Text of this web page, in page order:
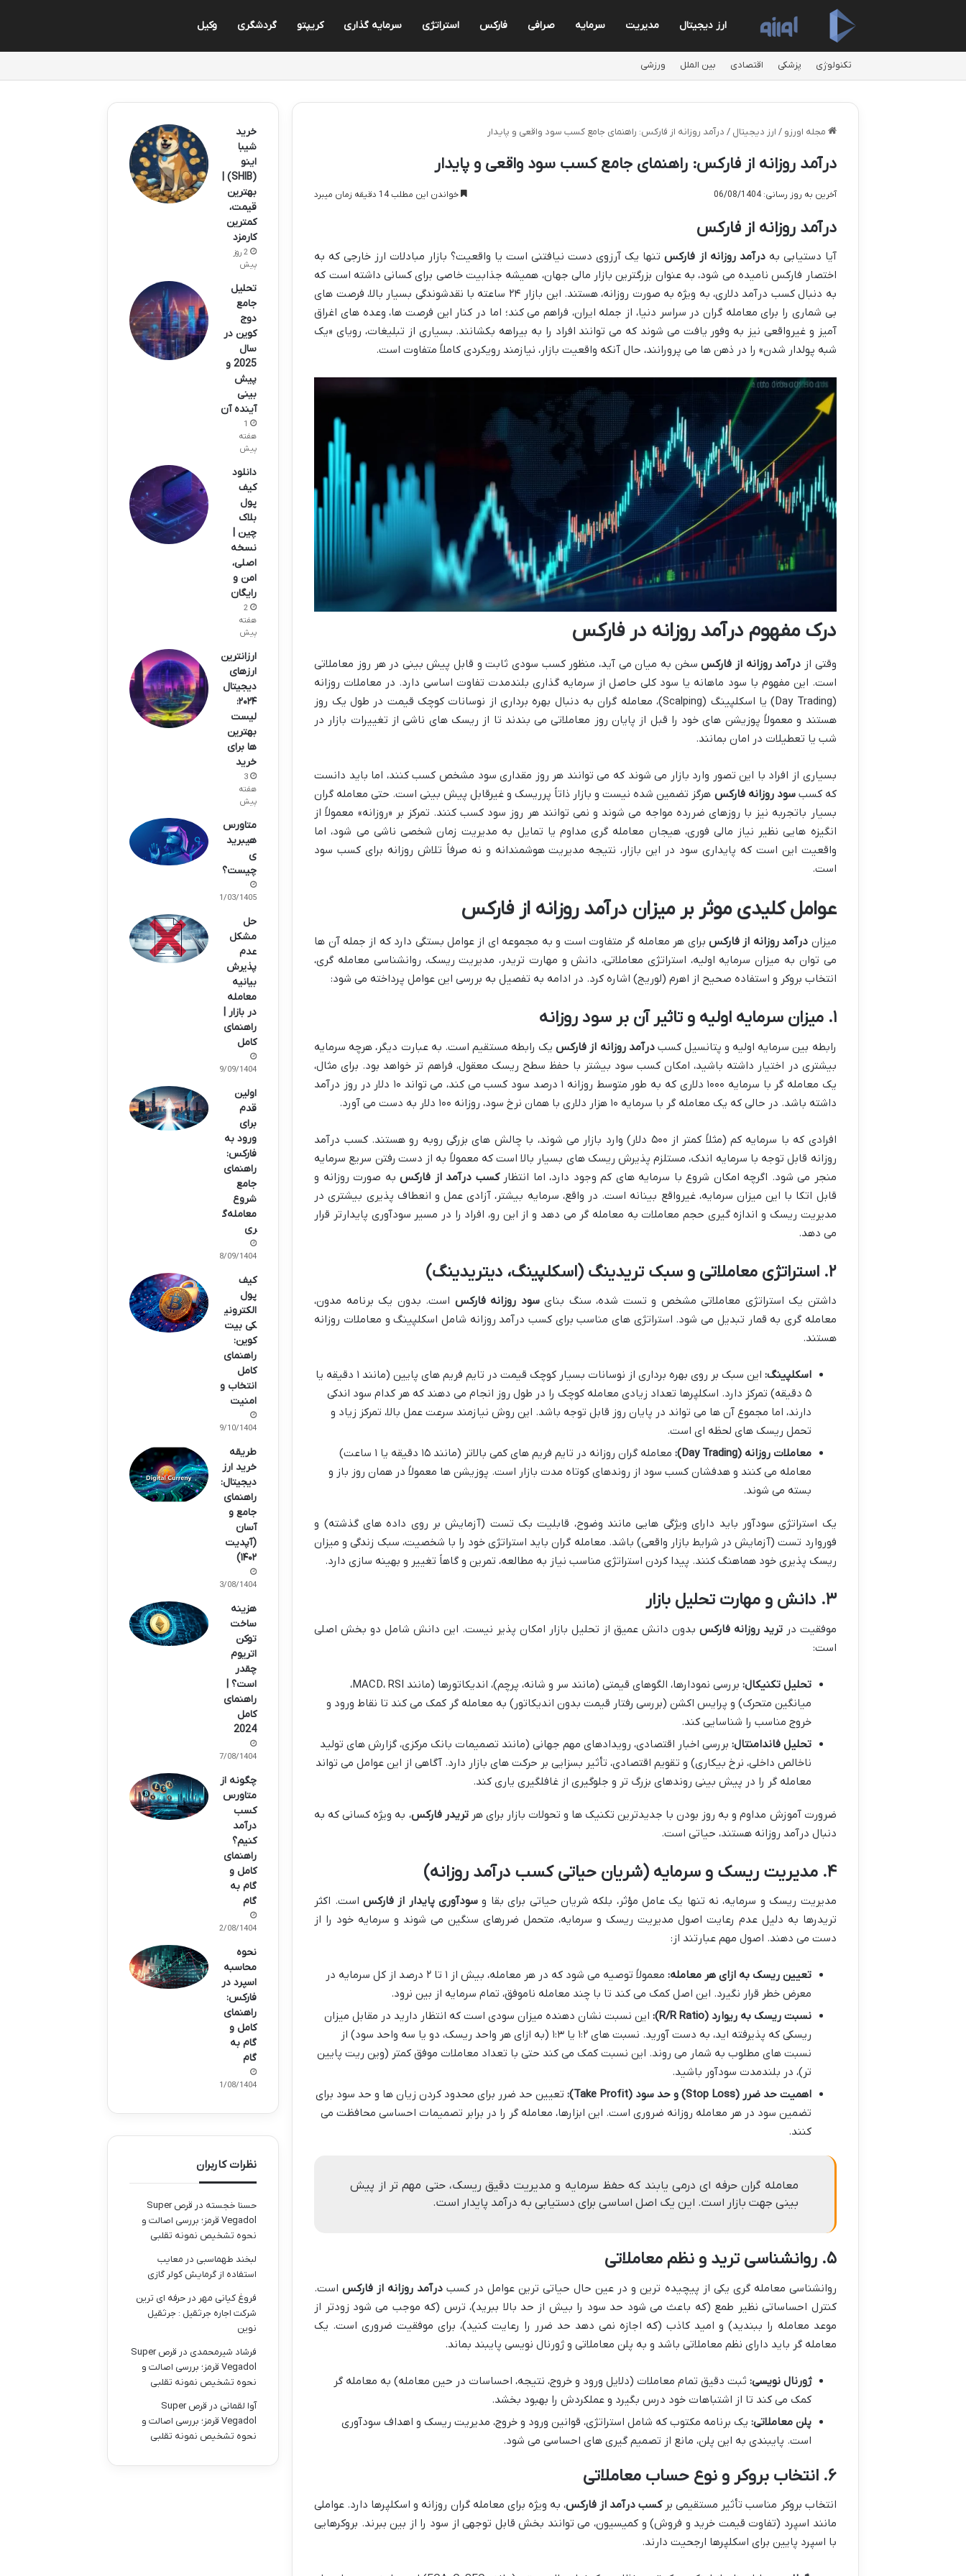
ارز دیجیتال مدیریت سرمایه صرافی فارکس استراتژی سرمایه گذاری کریپتو گردشگری وکیل
تکنولوژی پزشکی اقتصادی بین الملل ورزشی
مجله اورزو / ارز دیجیتال / درآمد روزانه از فارکس: راهنمای جامع کسب سود واقعی و پایدار
درآمد روزانه از فارکس: راهنمای جامع کسب سود واقعی و پایدار
آخرین به روز رسانی: 06/08/1404 خواندن این مطلب 14 دقیقه زمان میبرد
درآمد روزانه از فارکس
آیا دستیابی بهدرآمد روزانه از فارکستنها یک آرزوی دست نیافتنی است یا واقعیت؟ بازار مبادلات ارز خارجی که به
اختصار فارکس نامیده می شود، به عنوان بزرگترین بازار مالی جهان، همیشه جذابیت خاصی برای کسانی داشته است که
به دنبال کسب درآمد دلاری، به ویژه به صورت روزانه، هستند. این بازار ۲۴ ساعته با نقدشوندگی بسیار بالا، فرصت های
بی شماری را برای معامله گران در سراسر دنیا، از جمله ایران، فراهم می کند؛ اما در کنار این فرصت ها، وعده های اغراق
آمیز و غیرواقعی نیز به وفور یافت می شوند که می توانند افراد را به بیراهه بکشانند. بسیاری از تبلیغات، رویای «یک
شبه پولدار شدن» را در ذهن ها می پرورانند، حال آنکه واقعیت بازار، نیازمند رویکردی کاملاً متفاوت است.
درک مفهوم درآمد روزانه در فارکس
وقتی از درآمد روزانه از فارکسسخن به میان می آید، منظور کسب سودی ثابت و قابل پیش بینی در هر روز معاملاتی
است. این مفهوم با سود ماهانه یا سود کلی حاصل از سرمایه گذاری بلندمدت تفاوت اساسی دارد. در معاملات روزانه
(Day Trading) یا اسکلپینگ (Scalping)، معامله گران به دنبال بهره برداری از نوسانات کوچک قیمت در طول یک روز
هستند و معمولاً پوزیشن های خود را قبل از پایان روز معاملاتی می بندند تا از ریسک های ناشی از تغییرات بازار در
شب یا تعطیلات در امان بمانند.
بسیاری از افراد با این تصور وارد بازار می شوند که می توانند هر روز مقداری سود مشخص کسب کنند، اما باید دانست
که کسبسود روزانه فارکس هرگز تضمین شده نیست و بازار ذاتاً پرریسک و غیرقابل پیش بینی است. حتی معامله گران
بسیار باتجربه نیز با روزهای ضررده مواجه می شوند و نمی توانند هر روز سود کسب کنند. تمرکز بر «روزانه» معمولاً از
انگیزه هایی نظیر نیاز مالی فوری، هیجان معامله گری مداوم یا تمایل به مدیریت زمان شخصی ناشی می شود، اما
واقعیت این است که پایداری سود در این بازار، نتیجه مدیریت هوشمندانه و نه صرفاً تلاش روزانه برای کسب سود
است.
عوامل کلیدی موثر بر میزان درآمد روزانه از فارکس
میزان درآمد روزانه از فارکس برای هر معامله گر متفاوت است و به مجموعه ای از عوامل بستگی دارد که از جمله آن ها
می توان به میزان سرمایه اولیه، استراتژی معاملاتی، دانش و مهارت تریدر، مدیریت ریسک، روانشناسی معامله گری،
انتخاب بروکر و استفاده صحیح از اهرم (لوریج) اشاره کرد. در ادامه به تفصیل به بررسی این عوامل پرداخته می شود:
۱. میزان سرمایه اولیه و تاثیر آن بر سود روزانه
رابطه بین سرمایه اولیه و پتانسیل کسبدرآمد روزانه از فارکسیک رابطه مستقیم است. به عبارت دیگر، هرچه سرمایه
بیشتری در اختیار داشته باشید، امکان کسب سود بیشتر با حفظ سطح ریسک معقول، فراهم تر خواهد بود. برای مثال،
یک معامله گر با سرمایه ۱۰۰۰ دلاری که به طور متوسط روزانه ۱ درصد سود کسب می کند، می تواند ۱۰ دلار در روز درآمد
داشته باشد. در حالی که یک معامله گر با سرمایه ۱۰ هزار دلاری با همان نرخ سود، روزانه ۱۰۰ دلار به دست می آورد.
افرادی که با سرمایه کم (مثلاً کمتر از ۵۰۰ دلار) وارد بازار می شوند، با چالش های بزرگی روبه رو هستند. کسب درآمد
روزانه قابل توجه با سرمایه اندک، مستلزم پذیرش ریسک های بسیار بالا است که معمولاً به از دست رفتن سریع سرمایه
منجر می شود. اگرچه امکان شروع با سرمایه های کم وجود دارد، اما انتظارکسب درآمد از فارکسبه صورت روزانه و
قابل اتکا با این میزان سرمایه، غیرواقع بینانه است. در واقع، سرمایه بیشتر، آزادی عمل و انعطاف پذیری بیشتری در
مدیریت ریسک و اندازه گیری حجم معاملات به معامله گر می دهد و از این رو، افراد را در مسیر سودآوری پایدارتر قرار
می دهد.
۲. استراتژی معاملاتی و سبک تریدینگ (اسکلپینگ، دیتریدینگ)
داشتن یک استراتژی معاملاتی مشخص و تست شده، سنگ بنایسود روزانه فارکس است. بدون یک برنامه مدون،
معامله گری به قمار تبدیل می شود. استراتژی های مناسب برای کسب درآمد روزانه شامل اسکلپینگ و معاملات روزانه
هستند.
اسکلپینگ:
این سبک بر روی بهره برداری از نوسانات بسیار کوچک قیمت در تایم فریم های پایین (مانند ۱ دقیقه یا
۵ دقیقه) تمرکز دارد. اسکلپرها تعداد زیادی معامله کوچک را در طول روز انجام می دهند که هر کدام سود اندکی
دارند، اما مجموع آن ها می تواند در پایان روز قابل توجه باشد. این روش نیازمند سرعت عمل بالا، تمرکز زیاد و
تحمل ریسک های لحظه ای است.
معاملات روزانه (Day Trading):
معامله گران روزانه در تایم فریم های کمی بالاتر (مانند ۱۵ دقیقه یا ۱ ساعت)
معامله می کنند و هدفشان کسب سود از روندهای کوتاه مدت بازار است. پوزیشن ها معمولاً در همان روز باز و
بسته می شوند.
یک استراتژی سودآور باید دارای ویژگی هایی مانند وضوح، قابلیت بک تست (آزمایش بر روی داده های گذشته) و
فوروارد تست (آزمایش در شرایط بازار واقعی) باشد. معامله گران باید استراتژی خود را با شخصیت، سبک زندگی و میزان
ریسک پذیری خود هماهنگ کنند. پیدا کردن استراتژی مناسب نیاز به مطالعه، تمرین و گاهاً تغییر و بهینه سازی دارد.
۳. دانش و مهارت تحلیل بازار
موفقیت درترید روزانه فارکس بدون دانش عمیق از تحلیل بازار امکان پذیر نیست. این دانش شامل دو بخش اصلی
است:
تحلیل تکنیکال:
بررسی نمودارها، الگوهای قیمتی (مانند سر و شانه، پرچم)، اندیکاتورها (مانند MACD، RSI،
میانگین متحرک) و پرایس اکشن (بررسی رفتار قیمت بدون اندیکاتور) به معامله گر کمک می کند تا نقاط ورود و
خروج مناسب را شناسایی کند.
تحلیل فاندامنتال: بررسی اخبار اقتصادی، رویدادهای مهم جهانی (مانند تصمیمات بانک مرکزی، گزارش های تولید
ناخالص داخلی، نرخ بیکاری) و تقویم اقتصادی، تأثیر بسزایی بر حرکت های بازار دارد. آگاهی از این عوامل می تواند
معامله گر را در پیش بینی روندهای بزرگ تر و جلوگیری از غافلگیری یاری کند.
ضرورت آموزش مداوم و به روز بودن با جدیدترین تکنیک ها و تحولات بازار برای هرتریدر فارکس، به ویژه کسانی که به
دنبال درآمد روزانه هستند، حیاتی است.
۴. مدیریت ریسک و سرمایه (شریان حیاتی کسب درآمد روزانه)
مدیریت ریسک و سرمایه، نه تنها یک عامل مؤثر، بلکه شریان حیاتی برای بقا و سودآوری پایدار از فارکس است. اکثر
تریدرها به دلیل عدم رعایت اصول مدیریت ریسک و سرمایه، متحمل ضررهای سنگین می شوند و سرمایه خود را از
دست می دهند. اصول مهم عبارتند از:
تعیین ریسک به ازای هر معامله:
معمولاً توصیه می شود که در هر معامله، بیش از ۱ تا ۲ درصد از کل سرمایه در
معرض خطر قرار نگیرد. این اصل کمک می کند تا با چند معامله ناموفق، تمام سرمایه از بین نرود.
نسبت ریسک به ریوارد (R/R Ratio):
این نسبت نشان دهنده میزان سودی است که انتظار دارید در مقابل میزان
ریسکی که پذیرفته اید، به دست آورید. نسبت های ۱:۲ یا ۱:۳ (به ازای هر واحد ریسک، دو یا سه واحد سود) از
نسبت های مطلوب به شمار می روند. این نسبت کمک می کند حتی با تعداد معاملات موفق کمتر (وین ریت پایین
تر)، در بلندمدت سودآور باشید.
اهمیت حد ضرر (Stop Loss) و حد سود (Take Profit):
تعیین حد ضرر برای محدود کردن زیان ها و حد سود برای
تضمین سود در هر معامله روزانه ضروری است. این ابزارها، معامله گر را در برابر تصمیمات احساسی محافظت می
کنند.
معامله گران حرفه ای درمی یابند که حفظ سرمایه و مدیریت دقیق ریسک، حتی مهم تر از پیش
بینی جهت بازار است. این یک اصل اساسی برای دستیابی به درآمد پایدار است.
۵. روانشناسی ترید و نظم معاملاتی
روانشناسی معامله گری یکی از پیچیده ترین و در عین حال حیاتی ترین عوامل در کسب درآمد روزانه از فارکساست.
کنترل احساساتی نظیر طمع (که باعث می شود حد سود را بیش از حد بالا ببرید)، ترس (که موجب می شود زودتر از
موعد معامله را ببندید) و امید کاذب (که اجازه نمی دهد حد ضرر را رعایت کنید)، برای موفقیت ضروری است. یک
معامله گر باید دارای نظم معاملاتی باشد و به پلن معاملاتی و ژورنال نویسی پایبند بماند.
ژورنال نویسی: ثبت دقیق تمام معاملات (دلایل ورود و خروج، نتیجه، احساسات در حین معامله) به معامله گر
کمک می کند تا از اشتباهات خود درس بگیرد و عملکردش را بهبود بخشد.
پلن معاملاتی: یک برنامه مکتوب که شامل استراتژی، قوانین ورود و خروج، مدیریت ریسک و اهداف سودآوری
است. پایبندی به این پلن، مانع از تصمیم گیری های احساسی می شود.
۶. انتخاب بروکر و نوع حساب معاملاتی
انتخاب بروکر مناسب تأثیر مستقیمی برکسب درآمد از فارکس، به ویژه برای معامله گران روزانه و اسکلپرها دارد. عواملی
مانند اسپرد (تفاوت قیمت خرید و فروش) و کمیسیون، می توانند بخش قابل توجهی از سود را از بین ببرند. بروکرهایی
با اسپرد پایین برای اسکلپرها ارجحیت دارند.
خرید
شیبا
اینو
(SHIB) |
بهترین
قیمت،
کمترین
کارمزد
2 روز
پیش
تحلیل
جامع
دوج
کوین در
سال
2025 و
پیش
بینی
آینده آن
1
هفته
پیش
دانلود
کیف
پول
بلاک
چین |
نسخه
اصلی،
امن و
رایگان
2
هفته
پیش
ارزانترین
ارزهای
دیجیتال
۲۰۲۴:
لیست
بهترین
ها برای
خرید
3
هفته
پیش
متاورس
هیبرید
ی
چیست؟
01/03/1405
حل
مشکل
عدم
پذیرش
بیانیه
معامله
در بازار |
راهنمای
کامل
29/09/1404
اولین
قدم
برای
ورود به
فارکس:
راهنمای
جامع
شروع
معامله‌گ
ری
28/09/1404
کیف
پول
الکترونی
کی بیت
کوین:
راهنمای
کامل
انتخاب و
امنیت
09/10/1404
طریقه
خرید ارز
دیجیتال:
راهنمای
جامع و
آسان
(آپدیت
۱۴۰۲)
23/08/1404
هزینه
ساخت
توکن
اتریوم
چقدر
است؟ |
راهنمای
کامل
2024
17/08/1404
چگونه از
متاورس
کسب
درآمد
کنیم؟
راهنمای
کامل و
گام به
گام
12/08/1404
نحوه
محاسبه
اسپرد در
فارکس:
راهنمای
کامل و
گام به
گام
11/08/1404
نظرات کاربران
حسنا خجسته در
قرص Super
Vegadol قرمز؛ بررسی اصالت و
نحوه تشخیص نمونه تقلبی
لبخند طهماسبی در معایب
استفاده از گرمایش کولر گازی
فروغ کیانی مهر در حرفه ای ترین
شرکت اجاره جرثقیل : جرثقیل
نوین
فرشاد شیرمحمدی در
قرص Super
Vegadol قرمز؛ بررسی اصالت و
نحوه تشخیص نمونه تقلبی
آوا لقمانی در
قرص Super
Vegadol قرمز؛ بررسی اصالت و
نحوه تشخیص نمونه تقلبی